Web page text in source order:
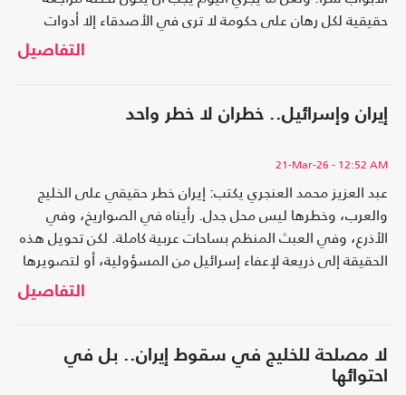
حقيقية لكل رهان على حكومة لا ترى في الأصدقاء إلا أدوات
مؤقتة، ولا في الحدود والقانون إلا عوائق يمكن تجاوزهاالتفاصيل
إيران وإسرائيل.. خطران لا خطر واحد
21-Mar-26 - 12:52 AM
عبد العزيز محمد العنجري يكتب: إيران خطر حقيقي على الخليج
والعرب، وخطرها ليس محل جدل. رأيناه في الصواريخ، وفي
الأذرع، وفي العبث المنظم بساحات عربية كاملة. لكن تحويل هذه
الحقيقة إلى ذريعة لإعفاء إسرائيل من المسؤولية، أو لتصويرها
كأنها مجرد ضحية أخرى، هو تزوير سياسي، وأخلاقي، لا يليقالتفاصيل
لا مصلحة للخليج في سقوط إيران.. بل في
احتوائها